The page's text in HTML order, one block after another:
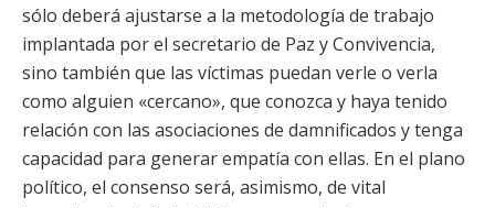
sólo deberá ajustarse a la metodología de trabajo
implantada por el secretario de Paz y Convivencia,
sino también que las víctimas puedan verle o verla
como alguien «cercano», que conozca y haya tenido
relación con las asociaciones de damnificados y tenga
capacidad para generar empatía con ellas. En el plano
político, el consenso será, asimismo, de vital